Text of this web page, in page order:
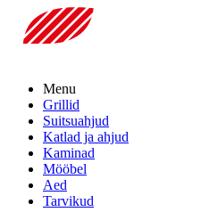
Menu
Grillid
Suitsuahjud
Katlad ja ahjud
Kaminad
Mööbel
Aed
Tarvikud